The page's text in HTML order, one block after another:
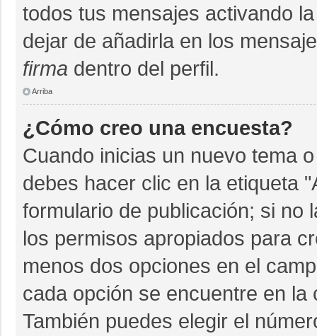
todos tus mensajes activando
dejar de añadirla en los
firma dentro del perfil.
Arriba
¿Cómo creo una encuesta?
Cuando inicias un nuevo tema
debes hacer clic en la etiqueta
formulario de publicación; si no
los permisos apropiados para
menos dos opciones en el
cada opción se encuentre en
También puedes elegir el